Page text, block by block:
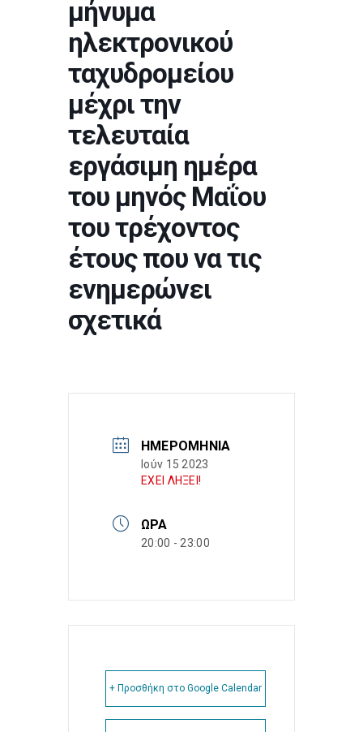
μήνυμα
ηλεκτρονικού
ταχυδρομείου
μέχρι την
τελευταία
εργάσιμη ημέρα
του μηνός Μαΐου
του τρέχοντος
έτους που να τις
ενημερώνει
σχετικά
ΗΜΕΡΟΜΗΝΊΑ
Ιούν 15 2023
ΕΧΕΙ ΛΗΞΕΙ!
ΏΡΑ
20:00 - 23:00
+ Προσθήκη στο Google Calendar